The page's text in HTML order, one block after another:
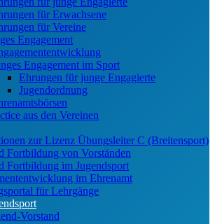
für Erwachsene
für Vereine
Engagement
Engagement im Sport
Ehrungen für junge Engagierte
Jugendordnung
aus den Vereinen
zur Lizenz Übungsleiter C (Breitensport)
Fortbildung von Vorständen
Fortbildung im Jugendsport
im Ehrenamt
für Lehrgänge
Vorstand